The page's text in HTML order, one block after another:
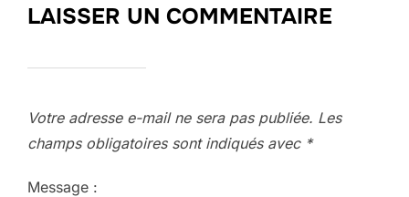
LAISSER UN COMMENTAIRE
Votre adresse e-mail ne sera pas publiée. Les
champs obligatoires sont indiqués avec *
Message :